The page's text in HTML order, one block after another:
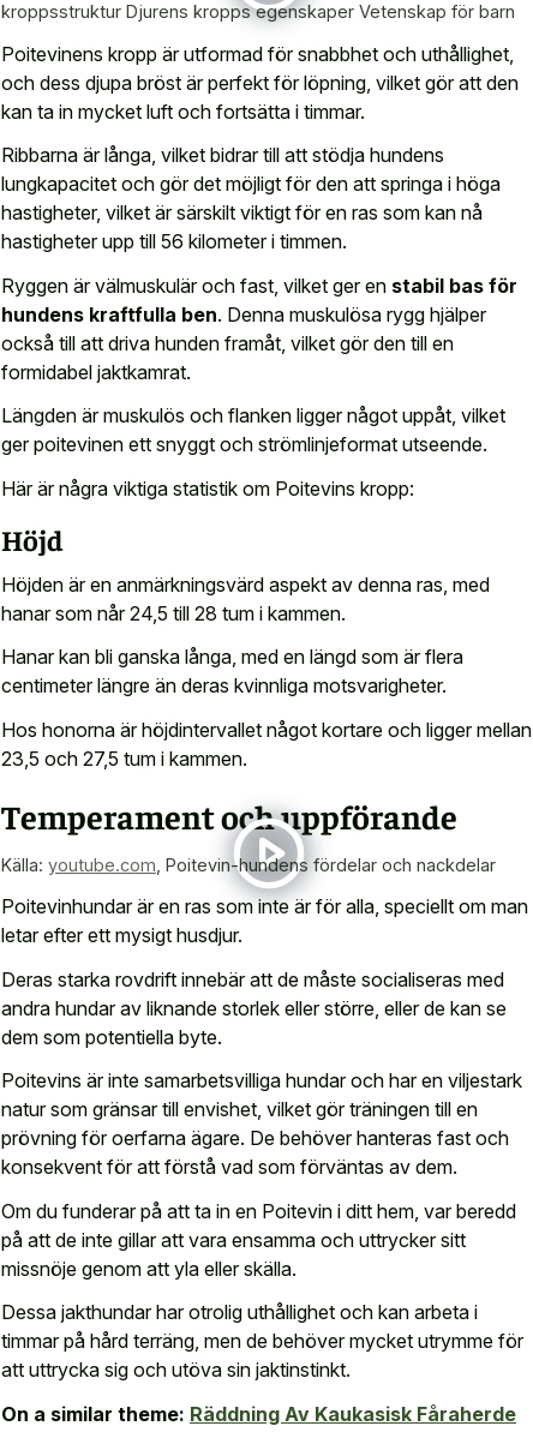
kroppsstruktur Djurens kropps egenskaper Vetenskap för barn
Poitevinens kropp är utformad för snabbhet och uthållighet,
och dess djupa bröst är perfekt för löpning, vilket gör att den
kan ta in mycket luft och fortsätta i timmar.
Ribbarna är långa, vilket bidrar till att stödja hundens
lungkapacitet och gör det möjligt för den att springa i höga
hastigheter, vilket är särskilt viktigt för en ras som kan nå
hastigheter upp till 56 kilometer i timmen.
Ryggen är välmuskulär och fast, vilket ger en stabil bas för
hundens kraftfulla ben. Denna muskulösa rygg hjälper
också till att driva hunden framåt, vilket gör den till en
formidabel jaktkamrat.
Längden är muskulös och flanken ligger något uppåt, vilket
ger poitevinen ett snyggt och strömlinjeformat utseende.
Här är några viktiga statistik om Poitevins kropp:
Höjd
Höjden är en anmärkningsvärd aspekt av denna ras, med
hanar som når 24,5 till 28 tum i kammen.
Hanar kan bli ganska långa, med en längd som är flera
centimeter längre än deras kvinnliga motsvarigheter.
Hos honorna är höjdintervallet något kortare och ligger mellan
23,5 och 27,5 tum i kammen.
Temperament och uppförande
Källa: youtube.com Poitevin-hundens fördelar och nackdelar
Poitevinhundar är en ras som inte är för alla, speciellt om man
letar efter ett mysigt husdjur.
Deras starka rovdrift innebär att de måste socialiseras med
andra hundar av liknande storlek eller större, eller de kan se
dem som potentiella byte.
Poitevins är inte samarbetsvilliga hundar och har en viljestark
natur som gränsar till envishet, vilket gör träningen till en
prövning för oerfarna ägare. De behöver hanteras fast och
konsekvent för att förstå vad som förväntas av dem.
Om du funderar på att ta in en Poitevin i ditt hem, var beredd
på att de inte gillar att vara ensamma och uttrycker sitt
missnöje genom att yla eller skälla.
Dessa jakthundar har otrolig uthållighet och kan arbeta i
timmar på hård terräng, men de behöver mycket utrymme för
att uttrycka sig och utöva sin jaktinstinkt.
On a similar theme: Räddning Av Kaukasisk Fåraherde